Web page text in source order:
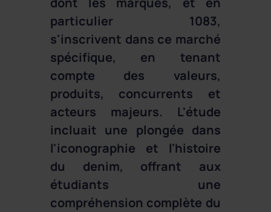
particulier 1083,
s'inscrivent dans ce marché
spécifique, en tenant
compte des valeurs,
produits, concurrents et
acteurs majeurs. L'étude
incluait une plongée dans
l'iconographie et l'histoire
du denim, offrant aux
étudiants une
compréhension complète du